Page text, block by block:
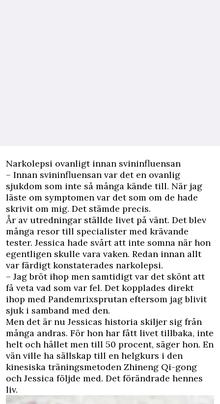
Narkolepsi ovanligt innan svininfluensan
– Innan svininfluensan var det en ovanlig
sjukdom som inte så många kände till. När jag
läste om symptomen var det som om de hade
skrivit om mig. Det stämde precis.
År av utredningar ställde livet på vänt. Det blev
många resor till specialister med krävande
tester. Jessica hade svårt att inte somna när hon
egentligen skulle vara vaken. Redan innan allt
var färdigt konstaterades narkolepsi.
– Jag bröt ihop men samtidigt var det skönt att
få veta vad som var fel. Det kopplades direkt
ihop med Pandemrixsprutan eftersom jag blivit
sjuk i samband med den.
Men det är nu Jessicas historia skiljer sig från
många andras. För hon har fått livet tillbaka, inte
helt och hållet men till 50 procent, säger hon. En
vän ville ha sällskap till en helgkurs i den
kinesiska träningsmetoden Zhineng Qi-gong
och Jessica följde med. Det förändrade hennes
liv.